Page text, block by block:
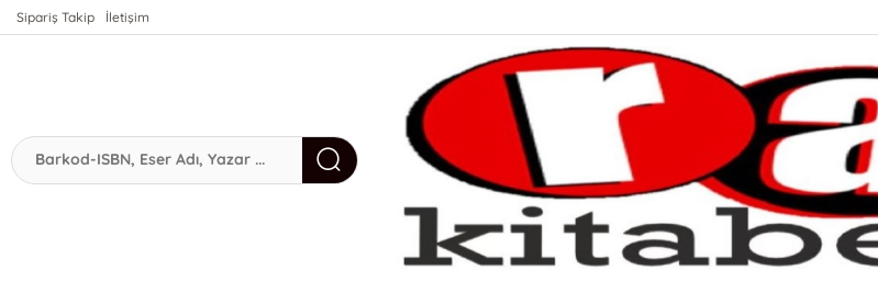
Sipariş Takip İletişim